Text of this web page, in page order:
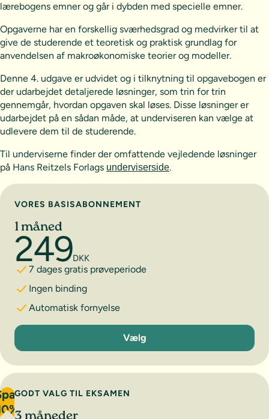
lærebogens emner og går i dybden med specielle emner.
Opgaverne har en forskellig sværhedsgrad og medvirker til at
give de studerende et teoretisk og praktisk grundlag for
anvendelsen af makroøkonomiske teorier og modeller.
Denne 4. udgave er udvidet og i tilknytning til opgavebogen er
der udarbejdet detaljerede løsninger, som trin for trin
gennemgår, hvordan opgaven skal løses. Disse løsninger er
udarbejdet på en sådan måde, at underviseren kan vælge at
udlevere dem til de studerende.
Til underviserne finder der omfattende vejledende løsninger
på Hans Reitzels Forlags underviserside.
Vælg abonnement
VORES BASISABONNEMENT
1 måned
249DKK
7 dages gratis prøveperiode
Ingen binding
Automatisk fornyelse
1 måned
Vælg
GODT VALG TIL EKSAMEN